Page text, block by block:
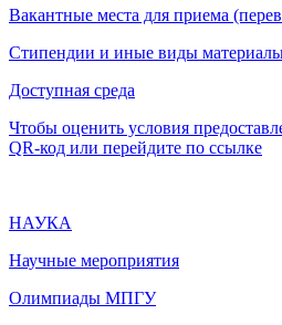
Вакантные места для приема
Стипендии и иные виды
Доступная среда
Чтобы оценить условия
QR-код или перейдите по ссылке
НАУКА
Научные мероприятия
Олимпиады МПГУ